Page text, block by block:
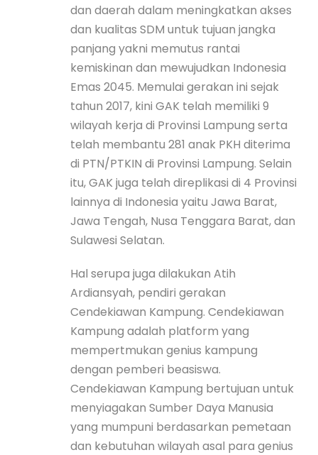
dan daerah dalam meningkatkan akses
dan kualitas SDM untuk tujuan jangka
panjang yakni memutus rantai
kemiskinan dan mewujudkan Indonesia
Emas 2045. Memulai gerakan ini sejak
tahun 2017, kini GAK telah memiliki 9
wilayah kerja di Provinsi Lampung serta
telah membantu 281 anak PKH diterima
di PTN/PTKIN di Provinsi Lampung. Selain
itu, GAK juga telah direplikasi di 4 Provinsi
lainnya di Indonesia yaitu Jawa Barat,
Jawa Tengah, Nusa Tenggara Barat, dan
Sulawesi Selatan.
Hal serupa juga dilakukan Atih
Ardiansyah, pendiri gerakan
Cendekiawan Kampung. Cendekiawan
Kampung adalah platform yang
mempertmukan genius kampung
dengan pemberi beasiswa.
Cendekiawan Kampung bertujuan untuk
menyiagakan Sumber Daya Manusia
yang mumpuni berdasarkan pemetaan
dan kebutuhan wilayah asal para genius